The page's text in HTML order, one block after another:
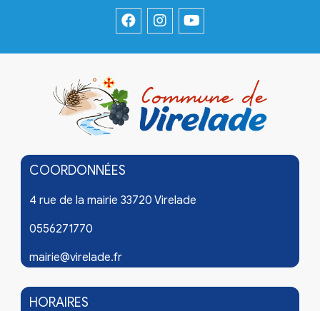
COORDONNÉES
4 rue de la mairie 33720 Virelade
0556271770
mairie@virelade.fr
HORAIRES